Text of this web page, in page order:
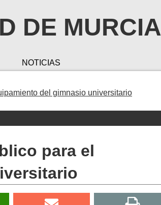
DE MURCIA
NOTICIAS
del gimnasio universitario
para el